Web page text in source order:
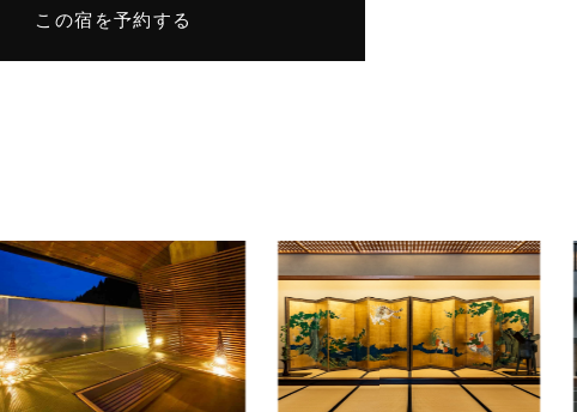
この宿を予約する